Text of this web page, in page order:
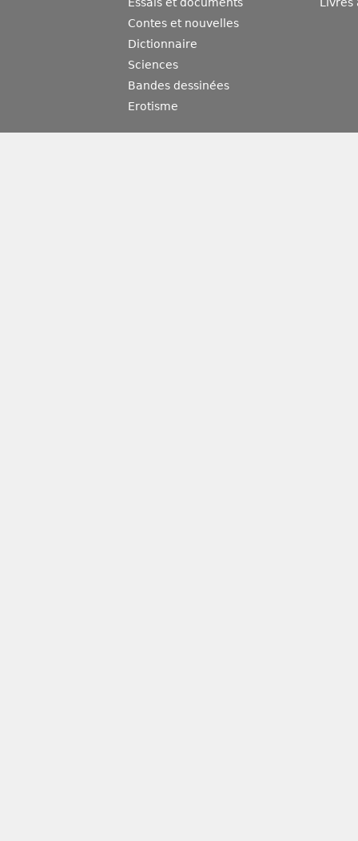
Essais et documents
Contes et nouvelles
Dictionnaire
Sciences
Bandes dessinées
Erotisme
Livres